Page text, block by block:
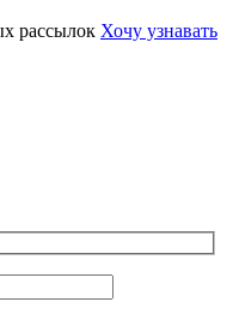
рассылок Хочу узнавать